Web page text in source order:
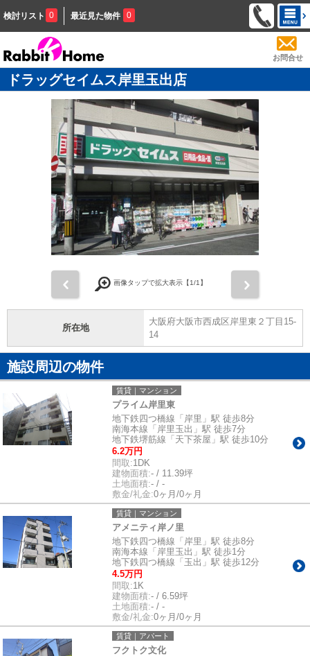
検討リスト 0 最近見た物件 0
お問合せ
ドラッグセイムス岸里玉出店
画像タップで拡大表示【1/1】
所在地
大阪府大阪市西成区岸里東２丁目15-
14
施設周辺の物件
賃貸｜マンション
プライム岸里東
地下鉄四つ橋線「岸里」駅 徒歩8分
南海本線「岸里玉出」駅 徒歩7分
地下鉄堺筋線「天下茶屋」駅 徒歩10分
6.2万円
間取:1DK
建物面積:- / 11.39坪
土地面積:- / -
敷金/礼金:0ヶ月/0ヶ月
賃貸｜マンション
アメニティ岸ノ里
地下鉄四つ橋線「岸里」駅 徒歩8分
南海本線「岸里玉出」駅 徒歩1分
地下鉄四つ橋線「玉出」駅 徒歩12分
4.5万円
間取:1K
建物面積:- / 6.59坪
土地面積:- / -
敷金/礼金:0ヶ月/0ヶ月
賃貸｜アパート
フクトク文化